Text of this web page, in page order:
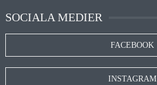
SOCIALA MEDIER
FACEBOOK
INSTAGRAM